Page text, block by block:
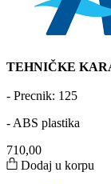
TEHNIČKE
- Precnik: 125
- ABS plastika
710,00
Dodaj u korpu